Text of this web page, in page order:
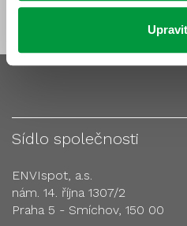
Upravit
Sídlo společnosti
ENVIspot, a.s.
nám. 14. října 1307/2
Praha 5 - Smíchov, 150 00